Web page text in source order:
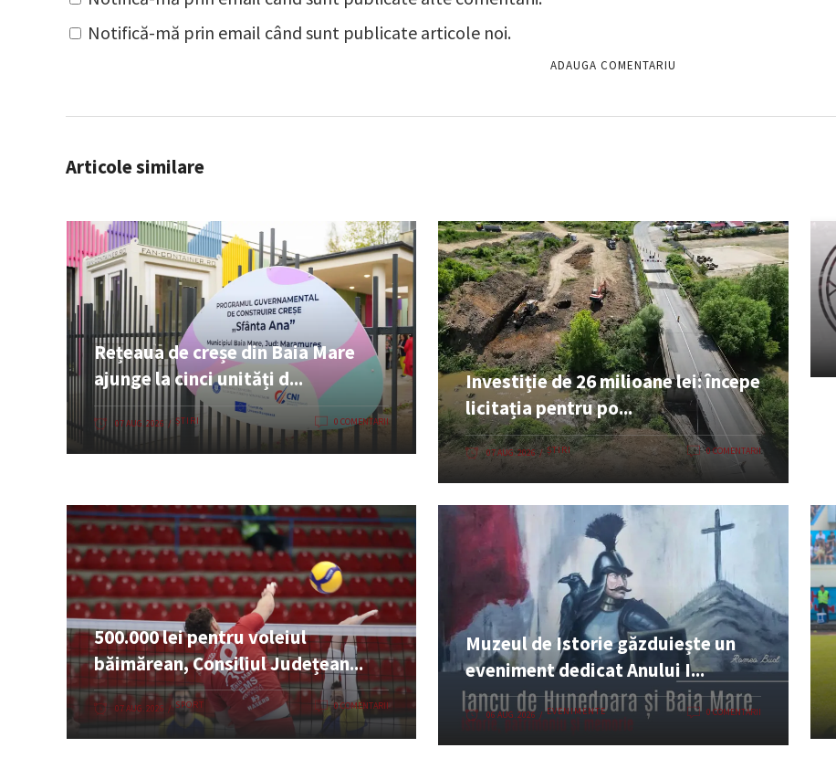
Notifică-mă prin email când sunt publicate articole noi.
Articole similare
Rețeaua de creșe din Baia Mare
ajunge la cinci unități d...
07 AUG. 2026 ȘTIRI 0 COMENTARII
Investiție de 26 milioane lei: începe
licitația pentru po...
07 AUG. 2026 ȘTIRI 0 COMENTARII
500.000 lei pentru voleiul
băimărean, Consiliul Județean...
07 AUG. 2026 SPORT 0 COMENTARII
Muzeul de Istorie găzduiește un
eveniment dedicat Anului I...
06 AUG. 2026 EVENIMENTE 0 COMENTARII